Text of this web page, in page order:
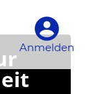
Anmelden